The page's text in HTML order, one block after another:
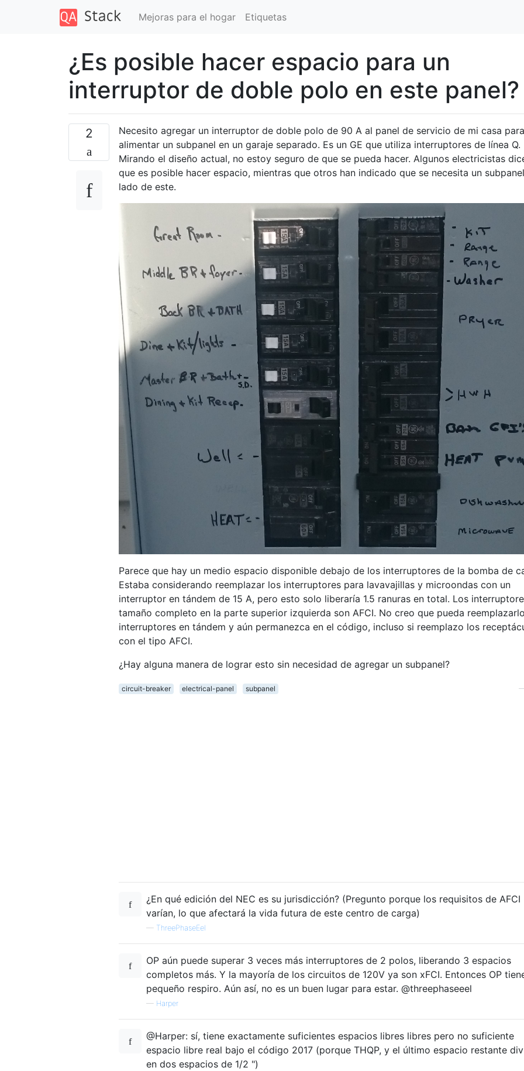
Mejoras para el hogar Etiquetas
¿Es posible hacer espacio para un
interruptor de doble polo en este panel?
2
Necesito agregar un interruptor de doble polo de 90 A al panel de servicio de mi casa para
alimentar un subpanel en un garaje separado. Es un GE que utiliza interruptores de línea Q.
Mirando el diseño actual, no estoy seguro de que se pueda hacer. Algunos electricistas
que es posible hacer espacio, mientras que otros han indicado que se necesita un
lado de este.
Parece que hay un medio espacio disponible debajo de los interruptores de la bomba de
Estaba considerando reemplazar los interruptores para lavavajillas y microondas con un
interruptor en tándem de 15 A, pero esto solo liberaría 1.5 ranuras en total. Los
tamaño completo en la parte superior izquierda son AFCI. No creo que pueda
interruptores en tándem y aún permanezca en el código, incluso si reemplazo los
con el tipo AFCI.
¿Hay alguna manera de lograr esto sin necesidad de agregar un subpanel?
circuit-breaker electrical-panel subpanel
¿En qué edición del NEC es su jurisdicción? (Pregunto porque los requisitos de AFCI
varían, lo que afectará la vida futura de este centro de carga)
— ThreePhaseEel
OP aún puede superar 3 veces más interruptores de 2 polos, liberando 3 espacios
completos más. Y la mayoría de los circuitos de 120V ya son xFCI. Entonces OP
pequeño respiro. Aún así, no es un buen lugar para estar. @threephaseeel
— Harper
@Harper: sí, tiene exactamente suficientes espacios libres libres pero no suficiente
espacio libre real bajo el código 2017 (porque THQP, y el último espacio restante
en dos espacios de 1/2 ")